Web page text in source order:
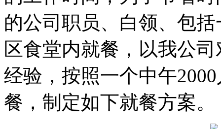
的公司职员、白领、包
区食堂内就餐，以我公
经验，按照一个中午
餐，制定如下就餐方案。